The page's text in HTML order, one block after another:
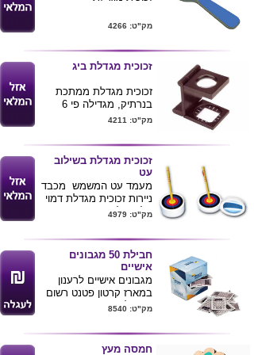
כלול ) .
במיוחד המשמש בין היתר
להשמעת מוזיקה
מק"ט: 4266
זכוכית מגדלת ביג
זכוכית מגדלת ממתכת
בנרתיק, מגדילה פי 6
מק"ט: 4211
זכוכית מגדלת בשילוב
עט
מעמד עט המשמש מכבד
ניירות זכוכית מגדלת דמוי
קליעה למטרה.
מק"ט: 4979
חבילת 50 מגבונים
אישיים
מגבונים אישיים לרענון
במארז קרטון פטנט רשום
עם דלת נפתחת , מודפס
אופציה למיתוג המגבונים
בתוספת תשלום .
מק"ט: 8540
חמסה מעץ